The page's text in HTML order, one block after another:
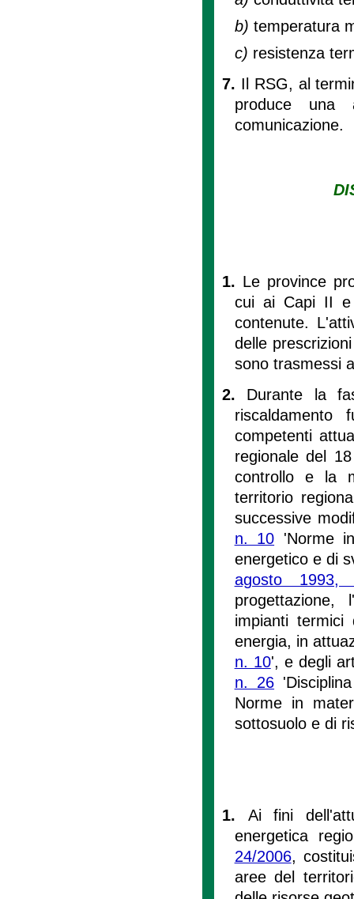
b) temperatura
c) resistenza
7. Il RSG, al
produce una
comunicazione.
1. Le province
cui ai Capi II e
contenute.
delle
sono trasmessi
2. Durante la
riscaldamento
competenti
regionale del
controllo e la
territorio
successive
n. 10 'Norme
energetico e di
agosto
progettazione,
impianti
energia, in
n. 10', e degli
n. 26
Norme in
sottosuolo e di
1. Ai fini
energetica
24/2006,
aree del